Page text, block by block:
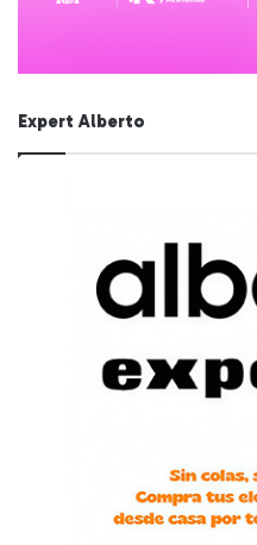
Expert Alberto